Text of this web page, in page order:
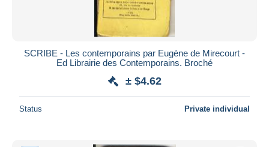
SCRIBE - Les contemporains par Eugène de Mirecourt -
Ed Librairie des Contemporains. Broché
± $4.62
Status Private individual